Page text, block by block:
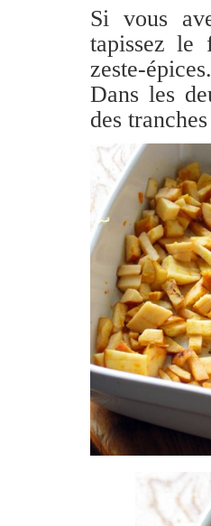
Si vous
tapissez le
zeste-
Dans les
des